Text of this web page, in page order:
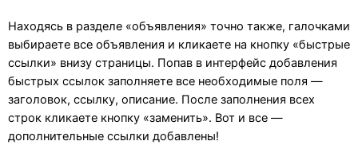
Находясь в разделе «объявления» точно также, галочками
выбираете все объявления и кликаете на кнопку «быстрые
ссылки» внизу страницы. Попав в интерфейс добавления
быстрых ссылок заполняете все необходимые поля —
заголовок, ссылку, описание. После заполнения всех
строк кликаете кнопку «заменить». Вот и все —
дополнительные ссылки добавлены!